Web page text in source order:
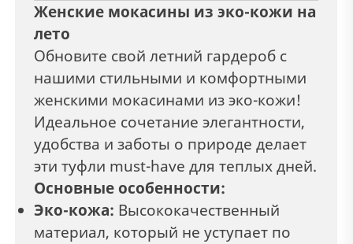
Женские мокасины из эко-кожи на
лето
Обновите свой летний гардероб с
нашими стильными и комфортными
женскими мокасинами из эко-кожи!
Идеальное сочетание элегантности,
удобства и заботы о природе делает
эти туфли must-have для теплых дней.
Основные особенности:
Эко-кожа: Высококачественный
материал, который не уступает по